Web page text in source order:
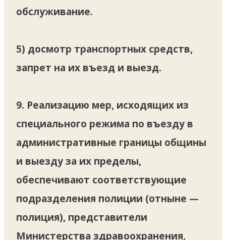
обслуживание.
5) досмотр транспортных средств,
запрет на их въезд и выезд.
9. Реализацию мер, исходящих из
специального режима по въезду в
административные границы общины
и выезду за их пределы,
обеспечивают соответствующие
подразделения полиции (отныне —
полиция), представители
Министерства здравоохранения,